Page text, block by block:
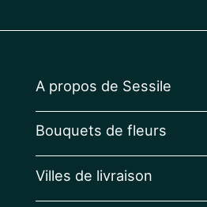
A propos de Sessile
Bouquets de fleurs
Villes de livraison